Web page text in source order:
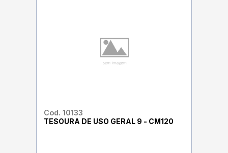
Cod. 10133
TESOURA DE USO GERAL 9 - CM120